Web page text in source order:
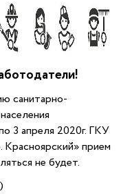
санитарно-
3 апреля 2020г. ГКУ
прием
не будет.